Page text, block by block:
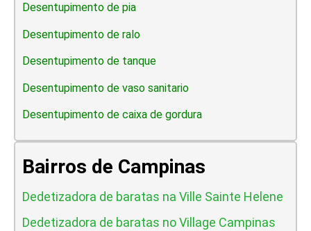
Desentupimento de pia
Desentupimento de ralo
Desentupimento de tanque
Desentupimento de vaso sanitario
Desentupimento de caixa de gordura
Bairros de Campinas
Dedetizadora de baratas na Ville Sainte Helene
Dedetizadora de baratas no Village Campinas